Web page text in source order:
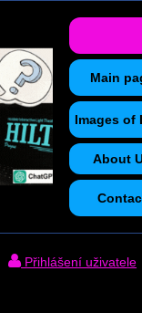
Main
Images of
About
Přihlášení uživatele